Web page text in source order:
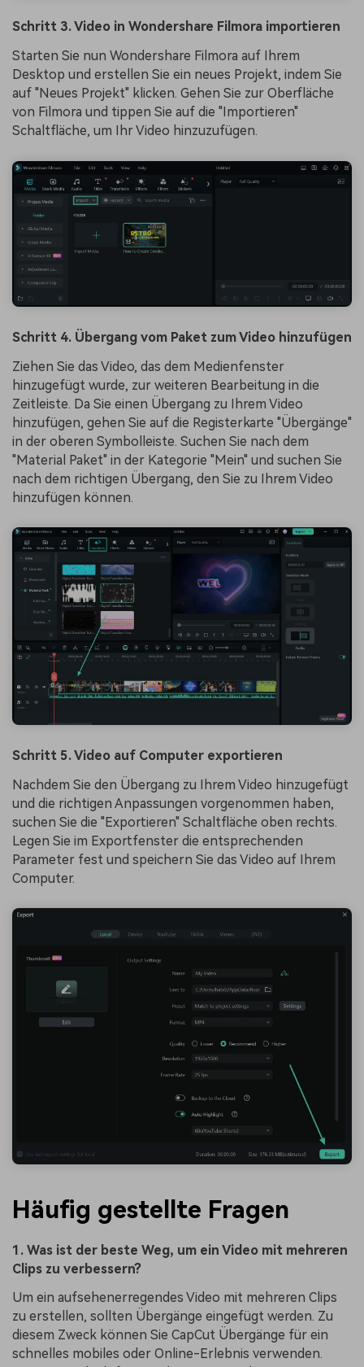
Schritt 3. Video in Wondershare Filmora importieren
Starten Sie nun Wondershare Filmora auf Ihrem
Desktop und erstellen Sie ein neues Projekt, indem Sie
auf "Neues Projekt" klicken. Gehen Sie zur Oberfläche
von Filmora und tippen Sie auf die "Importieren"
Schaltfläche, um Ihr Video hinzuzufügen.
Schritt 4. Übergang vom Paket zum Video hinzufügen
Ziehen Sie das Video, das dem Medienfenster
hinzugefügt wurde, zur weiteren Bearbeitung in die
Zeitleiste. Da Sie einen Übergang zu Ihrem Video
hinzufügen, gehen Sie auf die Registerkarte "Übergänge"
in der oberen Symbolleiste. Suchen Sie nach dem
"Material Paket" in der Kategorie "Mein" und suchen Sie
nach dem richtigen Übergang, den Sie zu Ihrem Video
hinzufügen können.
Schritt 5. Video auf Computer exportieren
Nachdem Sie den Übergang zu Ihrem Video hinzugefügt
und die richtigen Anpassungen vorgenommen haben,
suchen Sie die "Exportieren" Schaltfläche oben rechts.
Legen Sie im Exportfenster die entsprechenden
Parameter fest und speichern Sie das Video auf Ihrem
Computer.
Häufig gestellte Fragen
1. Was ist der beste Weg, um ein Video mit mehreren
Clips zu verbessern?
Um ein aufsehenerregendes Video mit mehreren Clips
zu erstellen, sollten Übergänge eingefügt werden. Zu
diesem Zweck können Sie CapCut Übergänge für ein
schnelles mobiles oder Online-Erlebnis verwenden.